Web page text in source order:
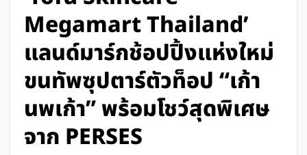
Megamart Thailand’
แลนด์มาร์กช้อปปิ้งแห่งใหม่
ขนทัพซุปตาร์ตัวท็อป “เก้า
นพเก้า” พร้อมโชว์สุดพิเศษ
จาก PERSES